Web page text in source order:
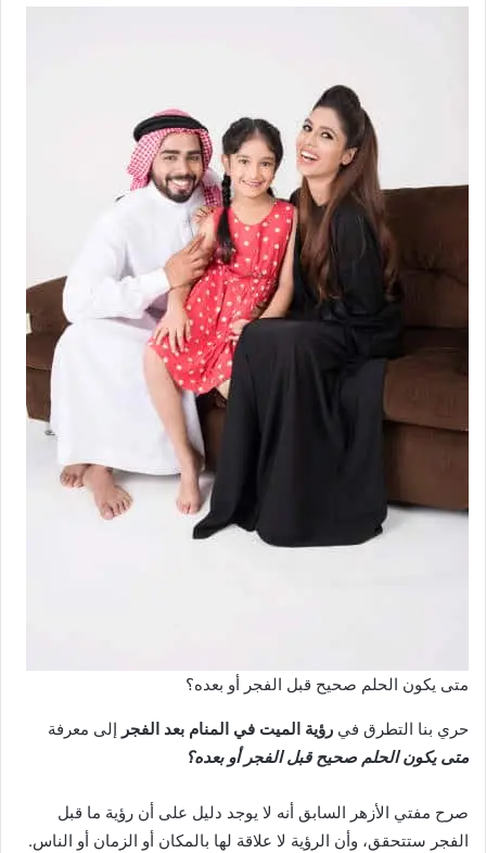
متى يكون الحلم صحيح قبل الفجر أو بعده؟
حري بنا التطرق في رؤية الميت في المنام بعد الفجر إلى معرفة
متى يكون الحلم صحيح قبل الفجر أو بعده؟
صرح مفتي الأزهر السابق أنه لا يوجد دليل على أن رؤية ما قبل
الفجر ستتحقق، وأن الرؤية لا علاقة لها بالمكان أو الزمان أو الناس.